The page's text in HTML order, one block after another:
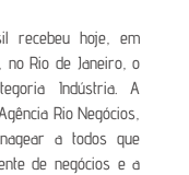
recebeu hoje, em
no Rio de Janeiro, o
Indústria. A
Rio Negócios,
a todos que
de negócios e a